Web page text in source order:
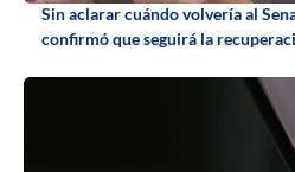
Sin aclarar cuándo volvería al
confirmó que seguirá la